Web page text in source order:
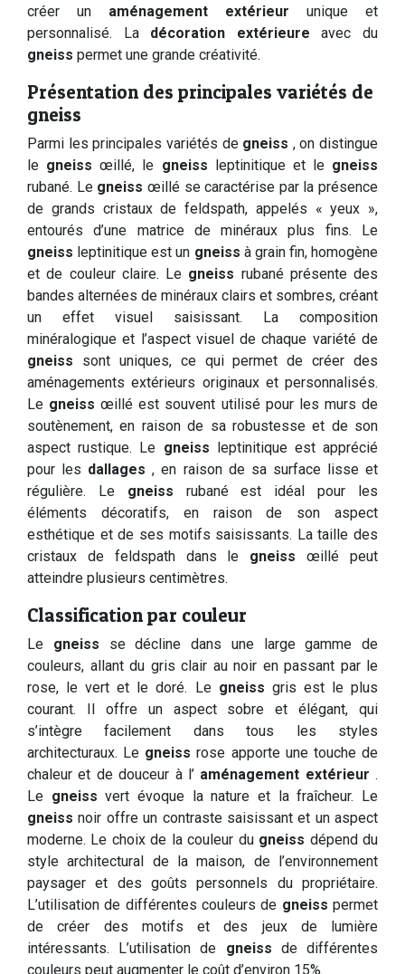
créer un aménagement extérieur unique et
personnalisé. La décoration extérieureavec du
gneiss permet une grande créativité.
Présentation des principales variétés de
gneiss
Parmi les principales variétés de gneiss , on distingue
le gneissœillé, le gneiss leptinitique et le gneiss
rubané. Le gneiss œillé se caractérise par la présence
de grands cristaux de feldspath, appelés « yeux »,
entourés d’une matrice de minéraux plus fins. Le
gneiss leptinitique est un gneiss à grain fin, homogène
et de couleur claire. Le gneiss rubané présente des
bandes alternées de minéraux clairs et sombres, créant
un effet visuel saisissant. La composition
minéralogique et l’aspect visuel de chaque variété de
gneiss sont uniques, ce qui permet de créer des
aménagements extérieurs originaux et personnalisés.
Le gneissœillé est souvent utilisé pour les murs de
soutènement, en raison de sa robustesse et de son
aspect rustique. Le gneiss leptinitique est apprécié
pour les dallages, en raison de sa surface lisse et
régulière. Le gneiss rubané est idéal pour les
éléments décoratifs, en raison de son aspect
esthétique et de ses motifs saisissants. La taille des
cristaux de feldspath dans le gneissœillé peut
atteindre plusieurs centimètres.
Classification par couleur
Le gneiss se décline dans une large gamme de
couleurs, allant du gris clair au noir en passant par le
rose, le vert et le doré. Le gneiss gris est le plus
courant. Il offre un aspect sobre et élégant, qui
s’intègre facilement dans tous les styles
architecturaux. Le gneissrose apporte une touche de
chaleur et de douceur à l’ aménagement extérieur .
Le gneissvert évoque la nature et la fraîcheur. Le
gneissnoir offre un contraste saisissant et un aspect
moderne. Le choix de la couleur du gneiss dépend du
style architectural de la maison, de l’environnement
paysager et des goûts personnels du propriétaire.
L’utilisation de différentes couleurs de gneisspermet
de créer des motifs et des jeux de lumière
intéressants. L’utilisation de gneiss de différentes
couleurs peut augmenter le coût d’environ 15%.